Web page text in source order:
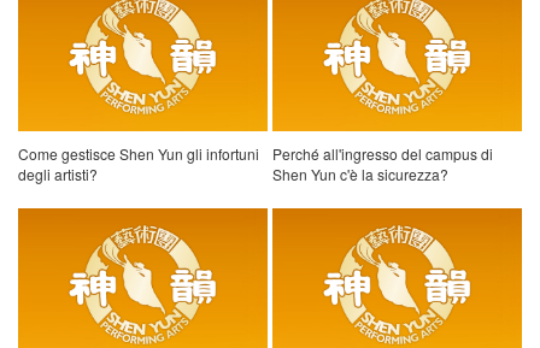
Come gestisce Shen Yun gli infortuni
degli artisti?
Perché all'ingresso del campus di
Shen Yun c'è la sicurezza?